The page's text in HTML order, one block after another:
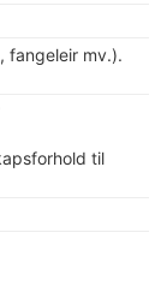
fangeleir mv.).
til